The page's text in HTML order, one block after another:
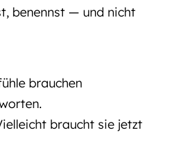
benennst — und nicht
brauchen
braucht sie jetzt